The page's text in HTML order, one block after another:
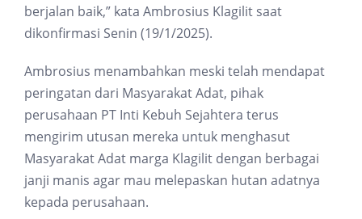
berjalan baik,” kata Ambrosius Klagilit saat
dikonfirmasi Senin (19/1/2025).
Ambrosius menambahkan meski telah mendapat
peringatan dari Masyarakat Adat, pihak
perusahaan PT Inti Kebuh Sejahtera terus
mengirim utusan mereka untuk menghasut
Masyarakat Adat marga Klagilit dengan berbagai
janji manis agar mau melepaskan hutan adatnya
kepada perusahaan.